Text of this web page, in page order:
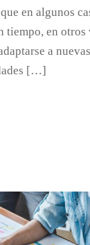
en algunos
tiempo, en otros
a nuevas
[…]